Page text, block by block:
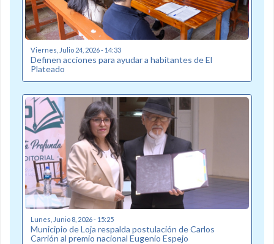
Viernes, Julio 24, 2026 - 14:33
Definen acciones para ayudar a habitantes de El
Plateado
Lunes, Junio 8, 2026 - 15:25
Municipio de Loja respalda postulación de Carlos
Carrión al premio nacional Eugenio Espejo